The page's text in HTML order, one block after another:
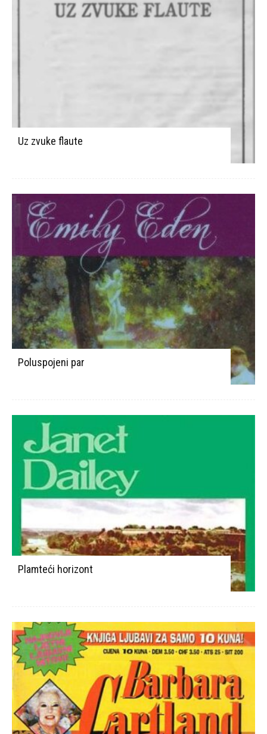
Uz zvuke flaute
Poluspojeni par
Plamteći horizont